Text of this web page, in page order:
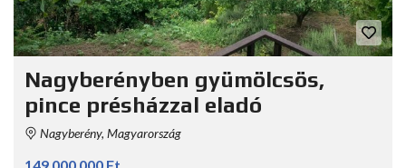
Nagyberényben gyümölcsös,
pince présházzal eladó
Nagyberény, Magyarország
149 000 000 Ft